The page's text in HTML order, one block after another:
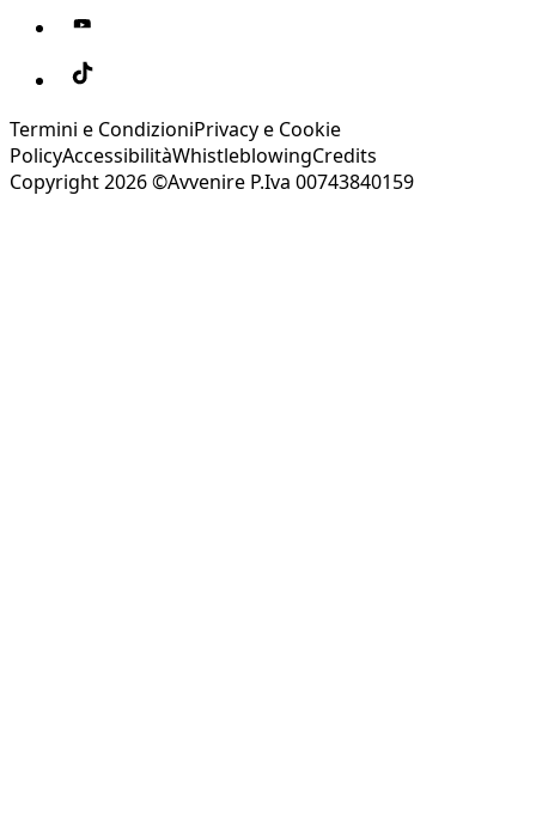
Termini e CondizioniPrivacy e Cookie
PolicyAccessibilitàWhistleblowingCredits
Copyright 2026 ©Avvenire P.Iva 00743840159